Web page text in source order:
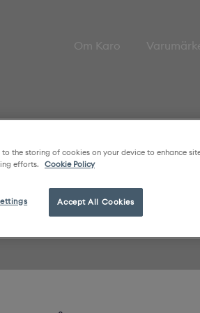
Om Karo
the storing of cookies on your device to enhance
efforts.
Cookie Policy
Accept All Cookies